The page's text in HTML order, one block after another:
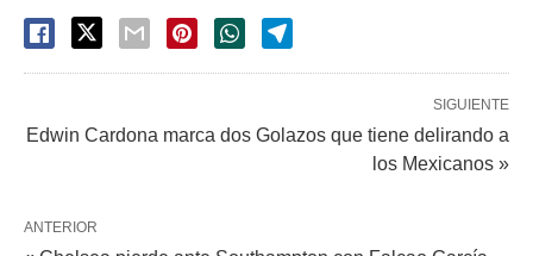
SIGUIENTE
Edwin Cardona marca dos Golazos que tiene delirando a
los Mexicanos »
ANTERIOR